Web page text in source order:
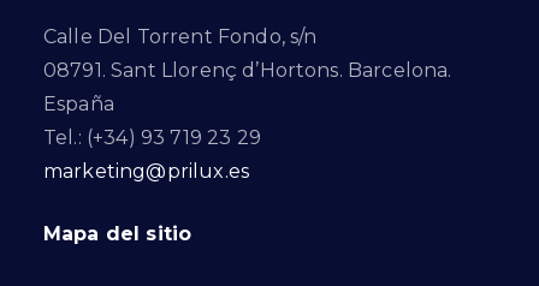
Calle Del Torrent Fondo, s/n
08791. Sant Llorenç d’Hortons. Barcelona.
España
Tel.: (+34) 93 719 23 29
marketing@prilux.es
Mapa del sitio